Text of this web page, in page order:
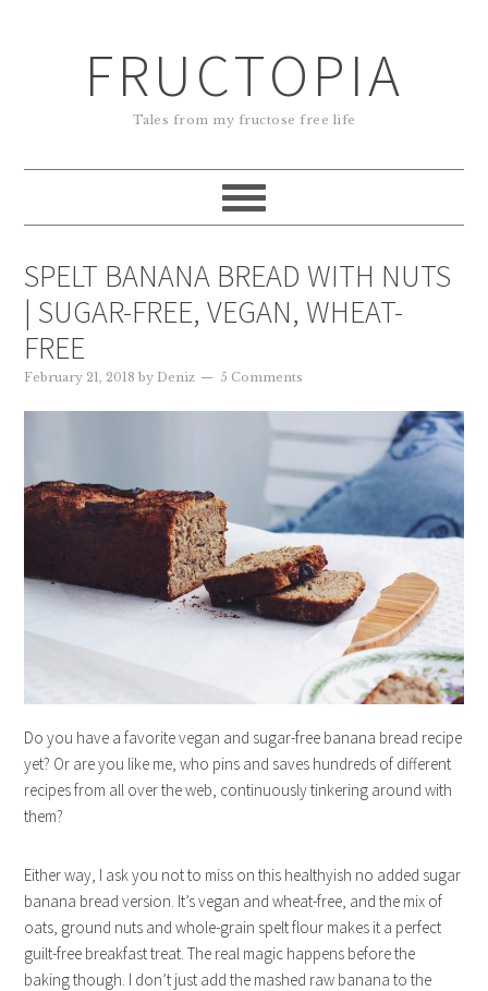
FRUCTOPIA
Tales from my fructose free life
SPELT BANANA BREAD WITH NUTS
| SUGAR-FREE, VEGAN, WHEAT-
FREE
February 21, 2018 byDeniz 5 Comments
Do you have a favorite vegan and sugar-free banana bread recipe
yet? Or are you like me, who pins and saves hundreds of different
recipes from all over the web, continuously tinkering around with
them?
Either way, I ask you not to miss on this healthyish no added sugar
banana bread version. It’s vegan and wheat-free, and the mix of
oats, ground nuts and whole-grain spelt flour makes it a perfect
guilt-free breakfast treat. The real magic happens before the
baking though. I don’t just add the mashed raw banana to the